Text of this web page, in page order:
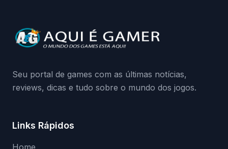
da Playground: negação do preload,
medidas contra acessos não autorizados
Seu portal de games com as últimas notícias,
reviews, dicas e tudo sobre o mundo dos jogos.
Links Rápidos
Home